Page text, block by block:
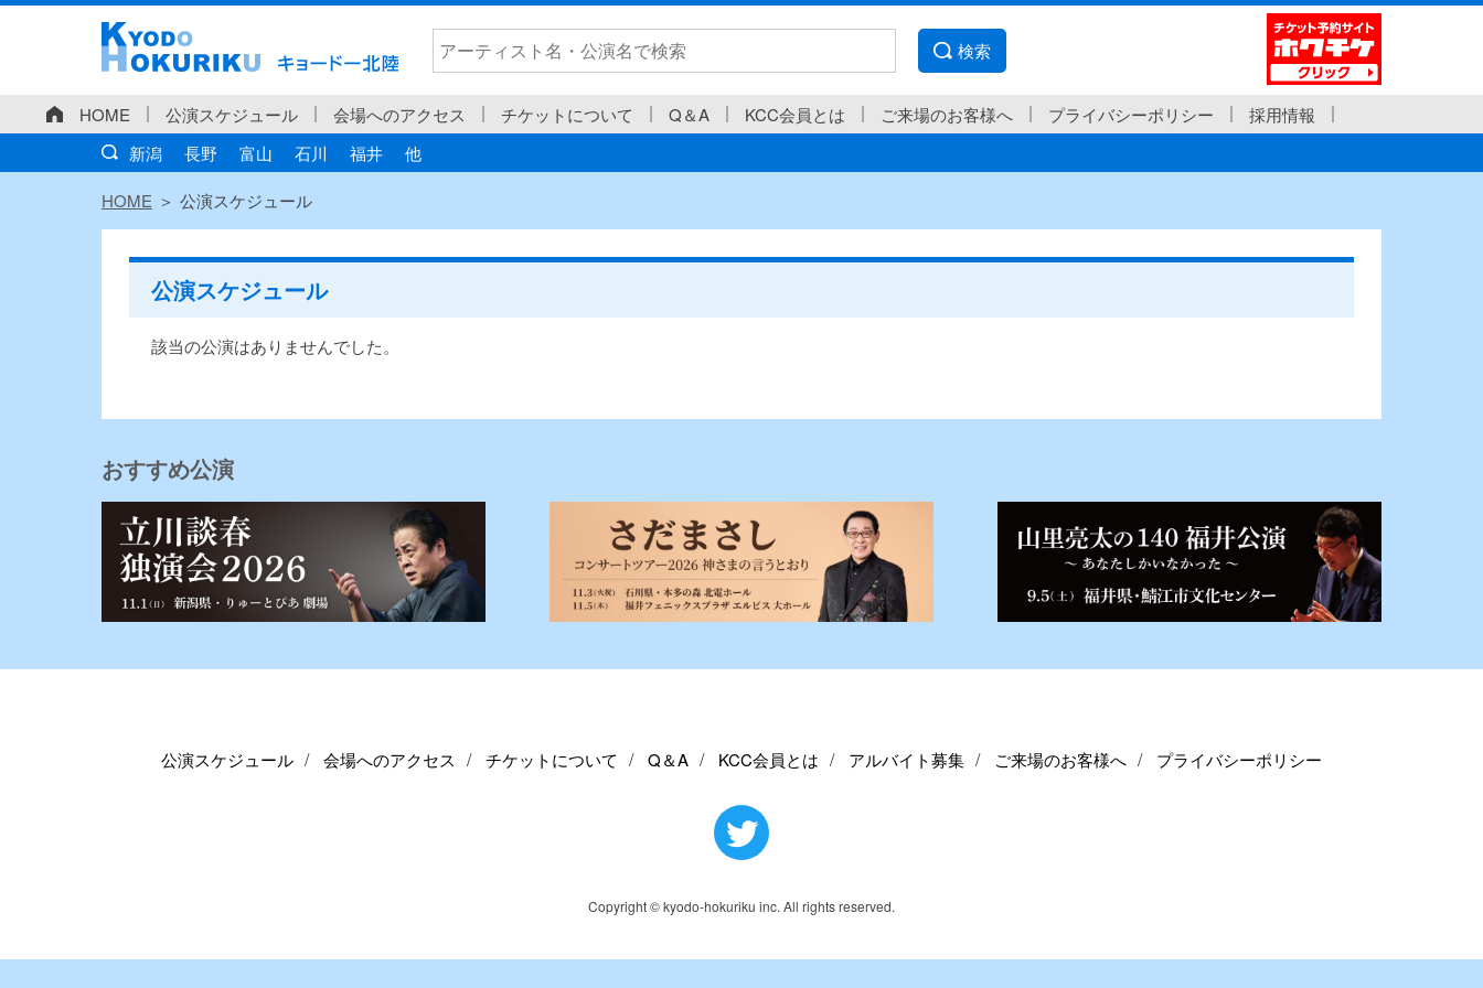
検索
HOME 公演スケジュール 会場へのアクセス チケットについて Q＆A KCC会員とは ご来場のお客様へ プライバシーポリシー
採用情報
新潟
長野 富山 石川 福井 他
HOME 公演スケジュール
公演スケジュール
該当の公演はありませんでした。
おすすめ公演
公演スケジュール 会場へのアクセス チケットについて Q＆A KCC会員とは アルバイト募集 ご来場のお客様へ プライバシーポリシー
Copyright © kyodo-hokuriku inc. All rights reserved.